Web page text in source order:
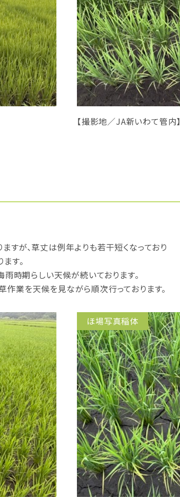
【撮影地／JA新いわて管内】
すが、草丈は例年よりも若干短くなっており
す。
時期らしい天候が続いております。
業を天候を見ながら順次行っております。
ほ場写真稲体